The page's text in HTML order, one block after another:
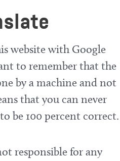
website with Google
to remember that the
by a machine and not
that you can never
be 100 percent correct.
responsible for any